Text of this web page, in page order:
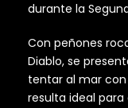
durante la
Con peñones
Diablo, se
tentar al mar con
resulta ideal